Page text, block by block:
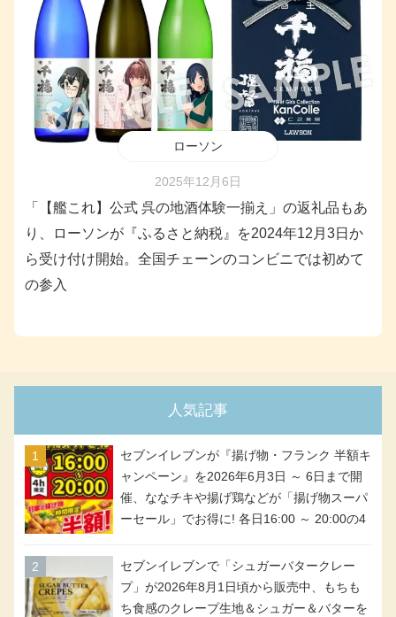
ローソン
2025年12月6日
「【艦これ】公式 呉の地酒体験一揃え」の返礼品もあ
り、ローソンが『ふるさと納税』を2024年12月3日か
ら受け付け開始。全国チェーンのコンビニでは初めて
の参入
人気記事
セブンイレブンが『揚げ物・フランク 半額キ
ャンペーン』を2026年6月3日 ～ 6日まで開
催、ななチキや揚げ鶏などが「揚げ物スーパ
ーセール」でお得に! 各日16:00 ～ 20:00の4
アメリカンドッグが税抜き69円!
セブンイレブンで「シュガーバタークレー
プ」が2026年8月1日頃から販売中、もちも
ち食感のクレープ生地＆シュガー＆バターを